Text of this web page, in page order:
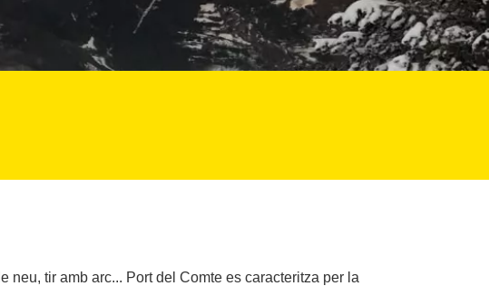
neu, tir amb arc... Port del Comte es caracteritza per la